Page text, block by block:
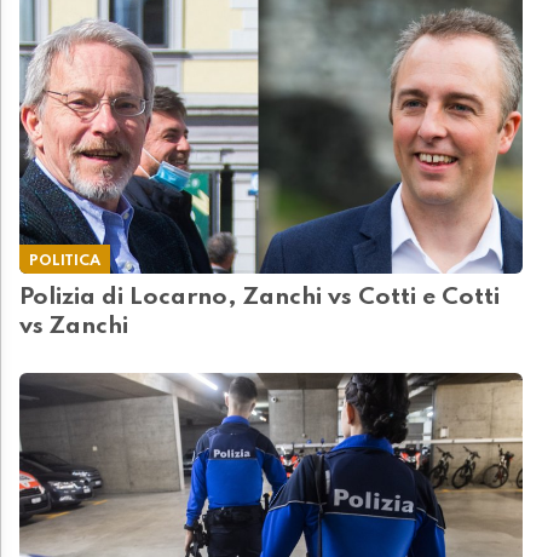
POLITICA
Polizia di Locarno, Zanchi vs Cotti e Cotti
vs Zanchi